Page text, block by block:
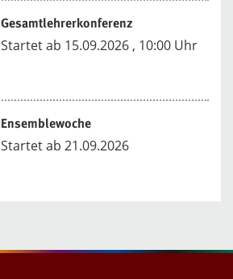
Gesamtlehrerkonferenz
Startet ab 15.09.2026 , 10:00 Uhr
Ensemblewoche
Startet ab 21.09.2026